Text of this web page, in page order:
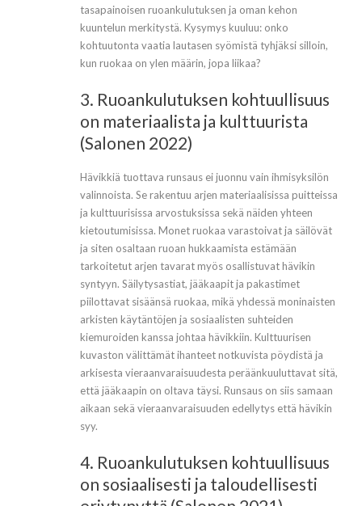
tasapainoisen ruoankulutuksen ja oman kehon
kuuntelun merkitystä. Kysymys kuuluu: onko
kohtuutonta vaatia lautasen syömistä tyhjäksi silloin,
kun ruokaa on ylen määrin, jopa liikaa?
3. Ruoankulutuksen kohtuullisuus
on materiaalista ja kulttuurista
(Salonen 2022)
Hävikkiä tuottava runsaus ei juonnu vain ihmisyksilön
valinnoista. Se rakentuu arjen materiaalisissa puitteissa
ja kulttuurisissa arvostuksissa sekä näiden yhteen
kietoutumisissa. Monet ruokaa varastoivat ja säilövät
ja siten osaltaan ruoan hukkaamista estämään
tarkoitetut arjen tavarat myös osallistuvat hävikin
syntyyn. Säilytysastiat, jääkaapit ja pakastimet
piilottavat sisäänsä ruokaa, mikä yhdessä moninaisten
arkisten käytäntöjen ja sosiaalisten suhteiden
kiemuroiden kanssa johtaa hävikkiin. Kulttuurisen
kuvaston välittämät ihanteet notkuvista pöydistä ja
arkisesta vieraanvaraisuudesta peräänkuuluttavat sitä,
että jääkaapin on oltava täysi. Runsaus on siis samaan
aikaan sekä vieraanvaraisuuden edellytys että hävikin
syy.
4. Ruoankulutuksen kohtuullisuus
on sosiaalisesti ja taloudellisesti